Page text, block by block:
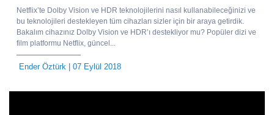
Netflix’te Dolby Vision ve HDR teknolojilerini nasıl kullanabileceğinizi ve
bu teknolojileri destekleyen tüm cihazları sizler için bir araya getirdik.
Bakalım cihazınız Dolby Vision ve HDR’ı destekliyor mu? Popüler dizi ve
film platformu Netflix, güncel...
Ender Öztürk | 07 Eylül 2018